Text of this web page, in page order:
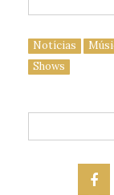
Notícias
Shows